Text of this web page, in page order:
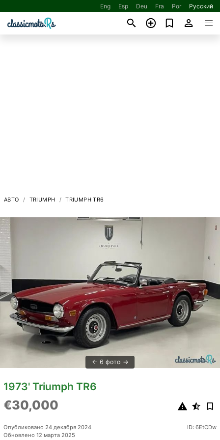
Eng Esp Deu Fra Por Русский
АВТО TRIUMPH TRIUMPH TR6
6 фото
1973' Triumph TR6
€30,000
Опубликовано 24 декабря 2024
Обновлено 12 марта 2025
ID: 6EtCDw